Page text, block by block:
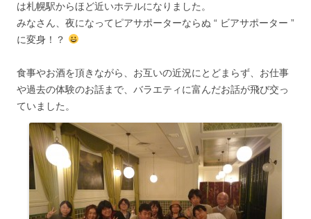
は札幌駅からほど近いホテルになりました。
みなさん、夜になってピアサポーターならぬ “ ビアサポーター ”
に変身！？
食事やお酒を頂きながら、お互いの近況にとどまらず、お仕事
や過去の体験のお話まで、バラエティに富んだお話が飛び交っ
ていました。